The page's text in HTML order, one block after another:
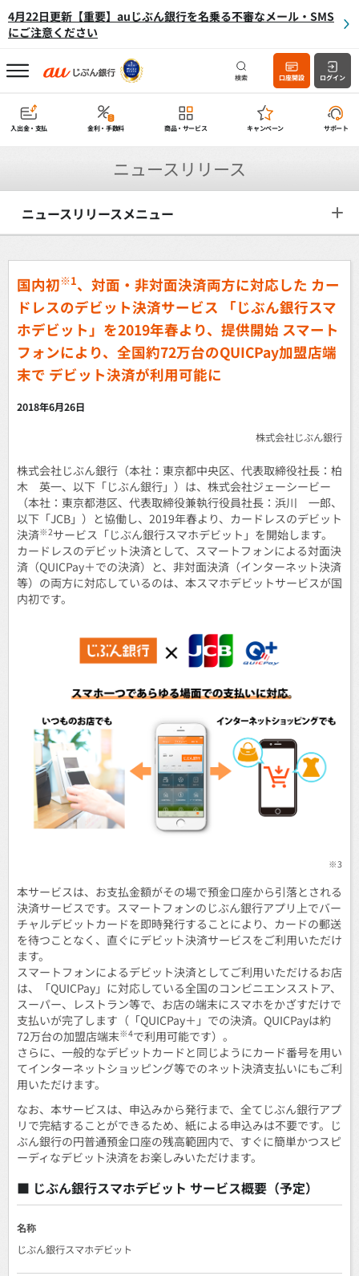
4月22日更新【重要】auじぶん銀行を名乗る不審なメール・SMS
にご注意ください
検索 口座開設 ログイン
入出金・支払 金利・手数料 商品・サービス キャンペーン サポート
ニュースリリース
ニュースリリースメニュー
国内初※1、対面・非対面決済両方に対応した カー
ドレスのデビット決済サービス 「じぶん銀行スマ
ホデビット」を2019年春より、提供開始 スマート
フォンにより、全国約72万台のQUICPay加盟店端
末で デビット決済が利用可能に
2018年6月26日
株式会社じぶん銀行
株式会社じぶん銀行（本社：東京都中央区、代表取締役社長：柏
木 英一、以下「じぶん銀行」）は、株式会社ジェーシービー
（本社：東京都港区、代表取締役兼執行役員社長：浜川 一郎、
以下「JCB」）と協働し、2019年春より、カードレスのデビット
決済※2サービス「じぶん銀行スマホデビット」を開始します。
カードレスのデビット決済として、スマートフォンによる対面決
済（QUICPay＋での決済）と、非対面決済（インターネット決済
等）の両方に対応しているのは、本スマホデビットサービスが国
内初です。
※3
本サービスは、お支払金額がその場で預金口座から引落とされる
決済サービスです。スマートフォンのじぶん銀行アプリ上でバー
チャルデビットカードを即時発行することにより、カードの郵送
を待つことなく、直ぐにデビット決済サービスをご利用いただけ
ます。
スマートフォンによるデビット決済としてご利用いただけるお店
は、「QUICPay」に対応している全国のコンビニエンスストア、
スーパー、レストラン等で、お店の端末にスマホをかざすだけで
支払いが完了します（「QUICPay＋」での決済。QUICPayは約
72万台の加盟店端末※4で利用可能です）。
さらに、一般的なデビットカードと同じようにカード番号を用い
てインターネットショッピング等でのネット決済支払いにもご利
用いただけます。
なお、本サービスは、申込みから発行まで、全てじぶん銀行アプ
リで完結することができるため、紙による申込みは不要です。じ
ぶん銀行の円普通預金口座の残高範囲内で、すぐに簡単かつスピ
ーディなデビット決済をお楽しみいただけます。
■ じぶん銀行スマホデビット サービス概要（予定）
名称
じぶん銀行スマホデビット